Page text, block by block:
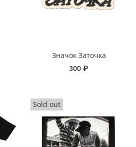
Значок Заточка
300 ₽